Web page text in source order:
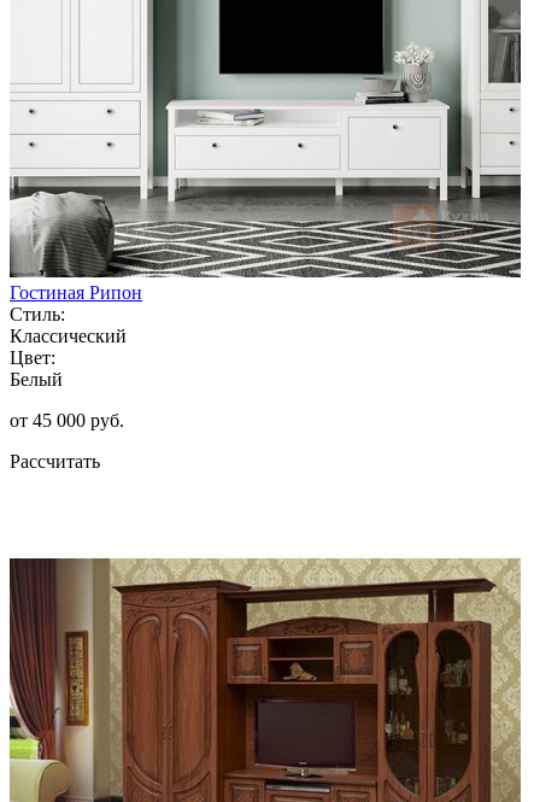
Гостиная Рипон
Стиль:
Классический
Цвет:
Белый
от 45 000 руб.
Рассчитать